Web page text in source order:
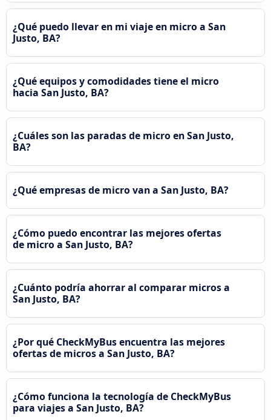
¿Qué puedo llevar en mi viaje en micro a San
Justo, BA?
¿Qué equipos y comodidades tiene el micro
hacia San Justo, BA?
¿Cuáles son las paradas de micro en San Justo,
BA?
¿Qué empresas de micro van a San Justo, BA?
¿Cómo puedo encontrar las mejores ofertas
de micro a San Justo, BA?
¿Cuánto podría ahorrar al comparar micros a
San Justo, BA?
¿Por qué CheckMyBus encuentra las mejores
ofertas de micros a San Justo, BA?
¿Cómo funciona la tecnología de CheckMyBus
para viajes a San Justo, BA?